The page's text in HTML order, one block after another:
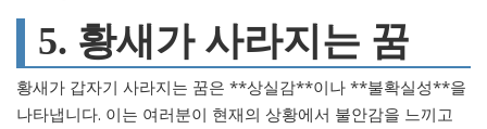
5. 황새가 사라지는 꿈
황새가 갑자기 사라지는 꿈은 **상실감**이나 **불확실성**을
나타냅니다. 이는 여러분이 현재의 상황에서 불안감을 느끼고